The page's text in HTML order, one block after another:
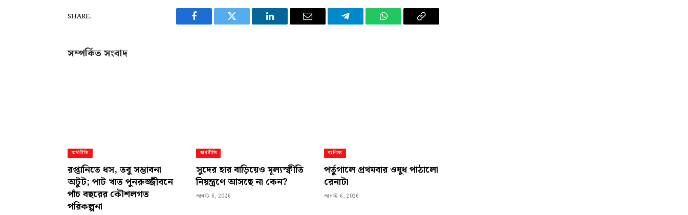
SHARE.
Facebook Twitter LinkedIn Email Telegram WhatsAppCopy
সম্পর্কিত সংবাদ
অর্থনীতি
রপ্তানিতে ধস, তবু সম্ভাবনা
অটুট; পাট খাত পুনরুজ্জীবনে
পাঁচ বছরের কৌশলগত
পরিকল্পনা
অর্থনীতি
সুদের হার বাড়িয়েও মূল্যস্ফীতি
নিয়ন্ত্রণে আসছে না কেন?
আগস্ট 6, 2026
বাণিজ্য
পর্তুগালে প্রথমবার ওষুধ পাঠালো
রেনাটা
আগস্ট 6, 2026